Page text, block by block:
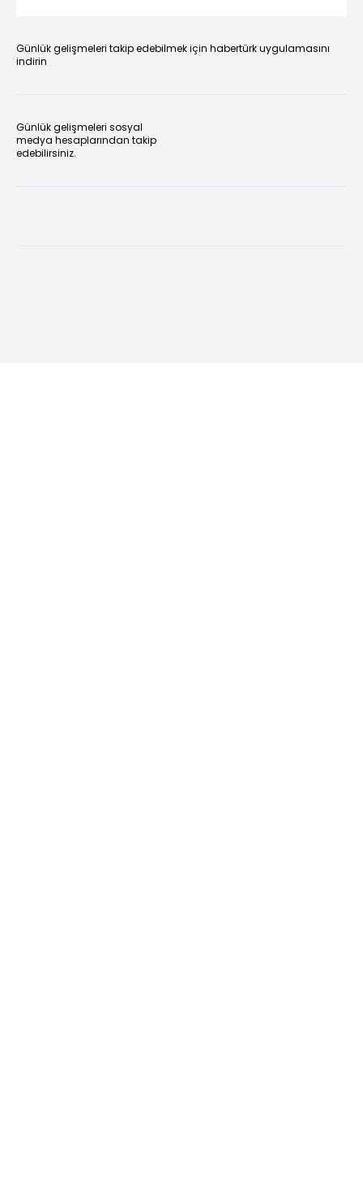
Günlük gelişmeleri takip edebilmek için habertürk uygulamasını
indirin
Günlük gelişmeleri sosyal
medya hesaplarından takip
edebilirsiniz.